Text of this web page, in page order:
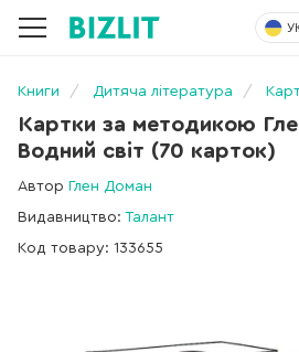
Книги Дитяча література Картки
Картки за методикою
Водний світ (70 карток)
Автор Глен Доман
Видавництво: Талант
Код товару: 133655